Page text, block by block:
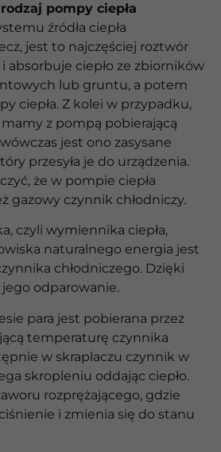
pompy ciepła
źródła ciepła
jest to najczęściej roztwór
absorbuje ciepło ze zbiorników
lub gruntu, a potem
ciepła. Z kolei w przypadku,
z pompą pobierającą
jest ono zasysane
przesyła je do urządzenia.
że w pompie ciepła
gazowy czynnik chłodniczy.
czyli wymiennika ciepła,
naturalnego energia jest
chłodniczego. Dzięki
odparowanie.
para jest pobierana przez
temperaturę czynnika
w skraplaczu czynnik w
skropleniu oddając ciepło.
rozprężającego, gdzie
i zmienia się do stanu